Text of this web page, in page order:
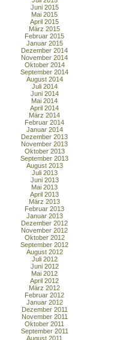
Juni 2015
Mai 2015
April 2015
März 2015
Februar 2015
Januar 2015
Dezember 2014
November 2014
Oktober 2014
September 2014
August 2014
Juli 2014
Juni 2014
Mai 2014
April 2014
März 2014
Februar 2014
Januar 2014
Dezember 2013
November 2013
Oktober 2013
September 2013
August 2013
Juli 2013
Juni 2013
Mai 2013
April 2013
März 2013
Februar 2013
Januar 2013
Dezember 2012
November 2012
Oktober 2012
September 2012
August 2012
Juli 2012
Juni 2012
Mai 2012
April 2012
März 2012
Februar 2012
Januar 2012
Dezember 2011
November 2011
Oktober 2011
September 2011
August 2011